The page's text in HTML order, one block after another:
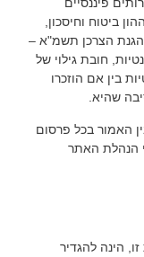
שוק ההון ביטוח וחיסכון,
(חלק כללי) תשל"ג – ,1973 חוק הגנת הצרכן תשמ"א –
חובת גילוי של
בין אם הוזכרו
שהיא.
האמור בכל פרסום
הנהלת האתר
הינה להגדיר